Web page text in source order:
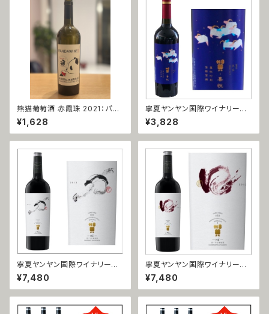
熊猫葡萄酒 赤霞珠 2021：パン
ダワイン カベルネ・ソーヴィニョ
ン 2021
¥1,628
寧夏ヤンヤン国際ワイナリー
美楽（メルロー）2018
¥3,828
寧夏ヤンヤン国際ワイナリー
赤霞珠 力（カベルネ・ソーヴィニ
ヨン＝リー ）2018
¥7,480
寧夏ヤンヤン国際ワイナリー
蛇龍珠 口（シャーロンジュウ＝
コウ）2017
¥7,480